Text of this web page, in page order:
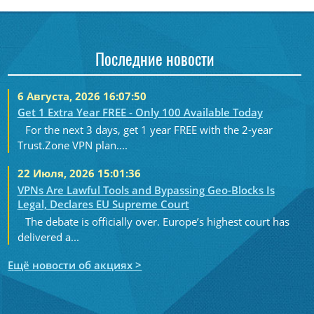
Последние новости
6 Августа, 2026 16:07:50
Get 1 Extra Year FREE - Only 100 Available Today
For the next 3 days, get 1 year FREE with the 2-year
Trust.Zone VPN plan....
22 Июля, 2026 15:01:36
VPNs Are Lawful Tools and Bypassing Geo-Blocks Is
Legal, Declares EU Supreme Court
The debate is officially over. Europe’s highest court has
delivered a...
Ещё новости об акциях >